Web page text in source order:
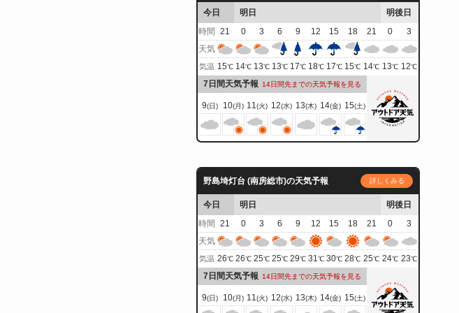
今日 明日
明後日
時間
21 0 3 6 9 12 15 18 21 0
3
天気
気温 15℃ 14℃ 13℃ 13℃ 17℃ 18℃ 17℃ 15℃ 14℃ 13℃ 12℃
7日間天気予報 14日間先までの天気予報を見る
9(日) 10(月) 11(火) 12(水) 13(木) 14(金) 15(土)
野島埼灯台 (南房総市)の天気予報 詳しくみる
今日 明日
明後日
時間
21 0 3 6 9 12 15 18 21 0
3
天気
気温 26℃ 26℃ 25℃ 25℃ 29℃ 31℃ 30℃ 28℃ 25℃ 24℃ 23℃
7日間天気予報 14日間先までの天気予報を見る
9(日) 10(月) 11(火) 12(水) 13(木) 14(金) 15(土)